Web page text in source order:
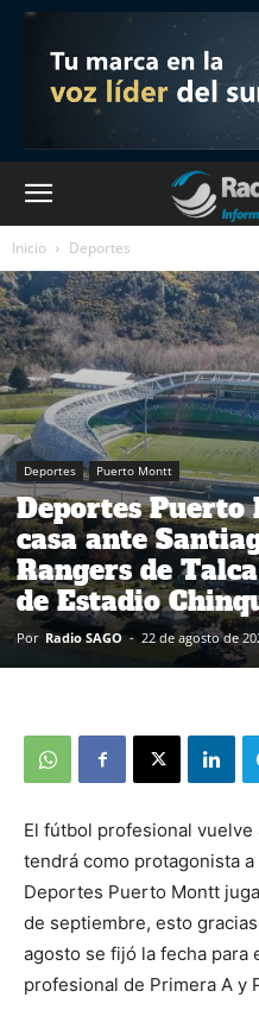
Inicio Deportes
Deportes Puerto Montt
Deportes
casa ante
Rangers de
de Estadio
Por Radio SAGO - 22 de agosto de
El fútbol profesional
tendrá como protagonista
Deportes Puerto Montt
de septiembre, esto
agosto se fijó la fecha para
profesional de Primera A y